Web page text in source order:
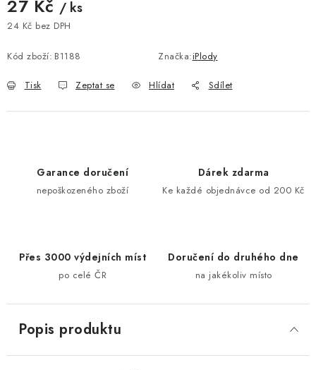
27 Kč / ks
24 Kč bez DPH
Kód zboží: B1188 Značka:iPlody
Tisk Zeptat se Hlídat Sdílet
Garance doručení
nepoškozeného zboží
Dárek zdarma
Ke každé objednávce od 200 Kč
Přes 3000 výdejních míst
po celé ČR
Doručení do druhého dne
na jakékoliv místo
Popis produktu